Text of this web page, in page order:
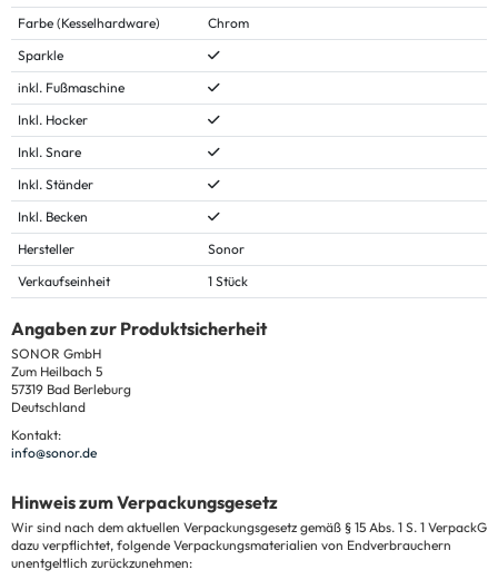
Farbe (Kesselhardware)
Chrom
Sparkle
inkl. Fußmaschine
Inkl. Hocker
Inkl. Snare
Inkl. Ständer
Inkl. Becken
Hersteller
Sonor
Verkaufseinheit
1 Stück
Angaben zur Produktsicherheit
SONOR GmbH
Zum Heilbach 5
57319 Bad Berleburg
Deutschland
Kontakt:
info@sonor.de
Hinweis zum Verpackungsgesetz
Wir sind nach dem aktuellen Verpackungsgesetz gemäß § 15 Abs. 1 S. 1 VerpackG
dazu verpflichtet, folgende Verpackungsmaterialien von Endverbrauchern
unentgeltlich zurückzunehmen: